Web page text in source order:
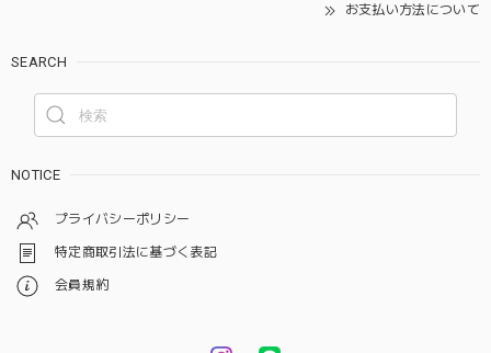
お支払い方法について
SEARCH
NOTICE
プライバシーポリシー
特定商取引法に基づく表記
会員規約